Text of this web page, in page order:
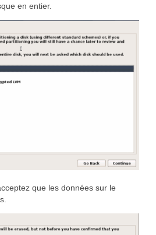
en entier.
que les données sur le